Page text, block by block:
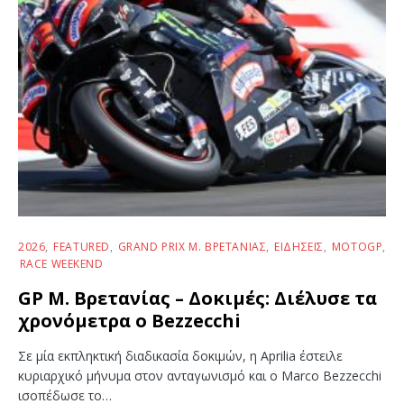
2026 FEATURED GRAND PRIX Μ. ΒΡΕΤΑΝΊΑΣ ΕΙΔΉΣΕΙΣ
MOTOGP
RACE WEEKEND
GP Μ. Βρετανίας – Δοκιμές: Διέλυσε τα
χρονόμετρα ο Bezzecchi
Σε μία εκπληκτική διαδικασία δοκιμών, η Aprilia έστειλε
κυριαρχικό μήνυμα στον ανταγωνισμό και ο Marco Bezzecchi
ισοπέδωσε το…